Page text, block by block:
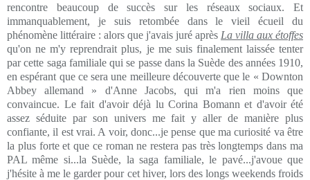
rencontre beaucoup de succès sur les réseaux sociaux. Et
immanquablement, je suis retombée dans le vieil écueil du
phénomène littéraire : alors que j'avais juré après La villa aux étoffes
qu'on ne m'y reprendrait plus, je me suis finalement laissée tenter
par cette saga familiale qui se passe dans la Suède des années 1910,
en espérant que ce sera une meilleure découverte que le « Downton
Abbey allemand » d'Anne Jacobs, qui m'a rien moins que
convaincue. Le fait d'avoir déjà lu Corina Bomann et d'avoir été
assez séduite par son univers me fait y aller de manière plus
confiante, il est vrai. A voir, donc...je pense que ma curiosité va être
la plus forte et que ce roman ne restera pas très longtemps dans ma
PAL même si...la Suède, la saga familiale, le pavé...j'avoue que
j'hésite à me le garder pour cet hiver, lors des longs weekends froids